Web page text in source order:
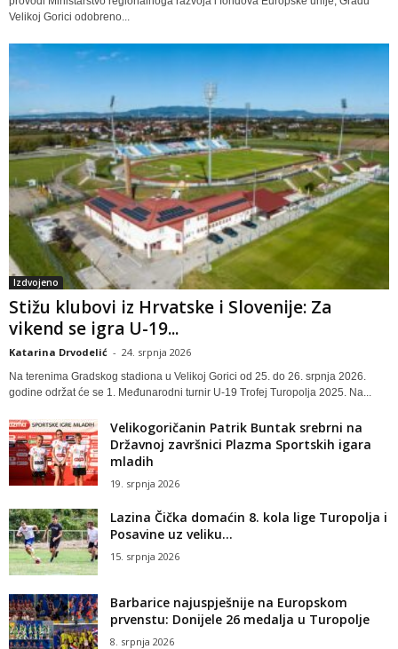
Velikoj Gorici odobreno...
Izdvojeno
Stižu klubovi iz Hrvatske i Slovenije: Za
vikend se igra U-19...
Katarina Drvodelić - 24. srpnja 2026
Na terenima Gradskog stadiona u Velikoj Gorici od 25. do 26. srpnja 2026.
godine održat će se 1. Međunarodni turnir U-19 Trofej Turopolja 2025. Na...
Velikogoričanin Patrik Buntak srebrni na
Državnoj završnici Plazma Sportskih igara
mladih
19. srpnja 2026
Lazina Čička domaćin 8. kola lige Turopolja i
Posavine uz veliku...
15. srpnja 2026
Barbarice najuspješnije na Europskom
prvenstu: Donijele 26 medalja u Turopolje
8. srpnja 2026